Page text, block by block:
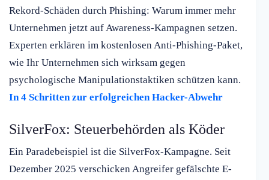
Rekord-Schäden durch Phishing: Warum immer mehr
Unternehmen jetzt auf Awareness-Kampagnen setzen.
Experten erklären im kostenlosen Anti-Phishing-Paket,
wie Ihr Unternehmen sich wirksam gegen
psychologische Manipulationstaktiken schützen kann.
In 4 Schritten zur erfolgreichen Hacker-Abwehr
SilverFox: Steuerbehörden als Köder
Ein Paradebeispiel ist die SilverFox-Kampagne. Seit
Dezember 2025 verschicken Angreifer gefälschte E-